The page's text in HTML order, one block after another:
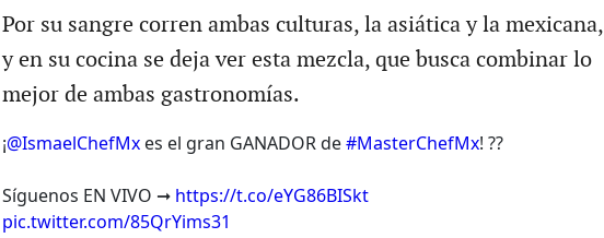
Por su sangre corren ambas culturas, la asiática y la mexicana,
y en su cocina se deja ver esta mezcla, que busca combinar lo
mejor de ambas gastronomías.
¡@IsmaelChefMxes el gran GANADOR de#MasterChefMx! ??
Síguenos EN VIVO ➞ https://t.co/eYG86BISkt
pic.twitter.com/85QrYims31